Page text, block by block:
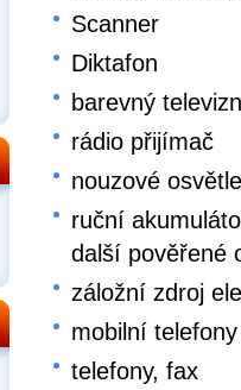
Scanner
Diktafon
barevný
rádio přijímač
nouzové
ruční
další pověřené
záložní zdroj
mobilní
telefony, fax